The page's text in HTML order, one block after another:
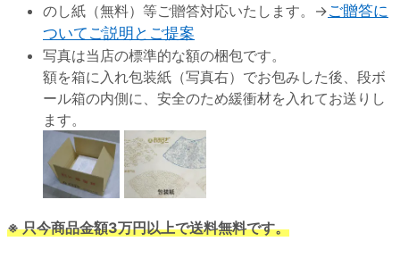
のし紙（無料）等ご贈答対応いたします。→ご贈答に
ついてご説明とご提案
写真は当店の標準的な額の梱包です。
額を箱に入れ包装紙（写真右）でお包みした後、段ボ
ール箱の内側に、安全のため緩衝材を入れてお送りし
ます。
※ 只今商品金額3万円以上で送料無料です。